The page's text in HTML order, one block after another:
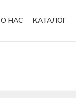
О НАС КАТАЛОГ